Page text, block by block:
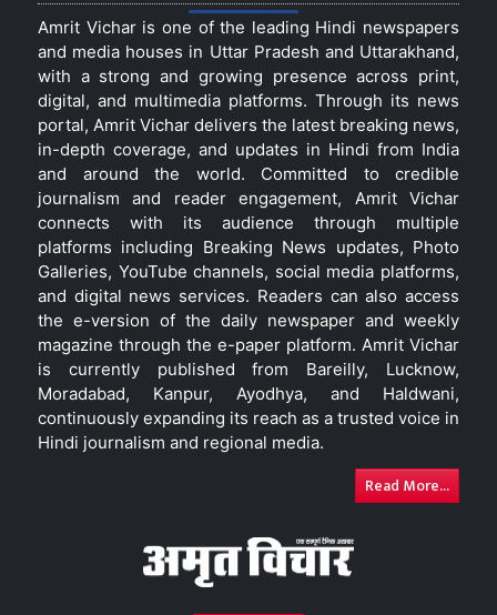
Amrit Vichar is one of the leading Hindi newspapers
and media houses in Uttar Pradesh and Uttarakhand,
with a strong and growing presence across print,
digital, and multimedia platforms. Through its news
portal, Amrit Vichar delivers the latest breaking news,
in-depth coverage, and updates in Hindi from India
and around the world. Committed to credible
journalism and reader engagement, Amrit Vichar
connects with its audience through multiple
platforms including Breaking News updates, Photo
Galleries, YouTube channels, social media platforms,
and digital news services. Readers can also access
the e-version of the daily newspaper and weekly
magazine through the e-paper platform. Amrit Vichar
is currently published from Bareilly, Lucknow,
Moradabad, Kanpur, Ayodhya, and Haldwani,
continuously expanding its reach as a trusted voice in
Hindi journalism and regional media.
Read More...